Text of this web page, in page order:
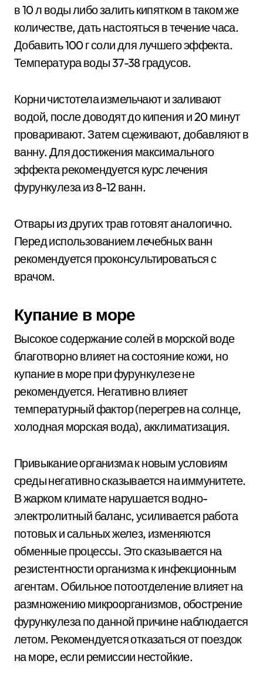
в 10 л воды либо залить кипятком в таком же
количестве, дать настояться в течение часа.
Добавить 100 г соли для лучшего эффекта.
Температура воды 37-38 градусов.
Корни чистотела измельчают и заливают
водой, после доводят до кипения и 20 минут
проваривают. Затем сцеживают, добавляют в
ванну. Для достижения максимального
эффекта рекомендуется курс лечения
фурункулеза из 8-12 ванн.
Отвары из других трав готовят аналогично.
Перед использованием лечебных ванн
рекомендуется проконсультироваться с
врачом.
Купание в море
Высокое содержание солей в морской воде
благотворно влияет на состояние кожи, но
купание в море при фурункулезе не
рекомендуется. Негативно влияет
температурный фактор (перегрев на солнце,
холодная морская вода), акклиматизация.
Привыкание организма к новым условиям
среды негативно сказывается на иммунитете.
В жарком климате нарушается водно-
электролитный баланс, усиливается работа
потовых и сальных желез, изменяются
обменные процессы. Это сказывается на
резистентности организма к инфекционным
агентам. Обильное потоотделение влияет на
размножению микроорганизмов, обострение
фурункулеза по данной причине наблюдается
летом. Рекомендуется отказаться от поездок
на море, если ремиссии нестойкие.